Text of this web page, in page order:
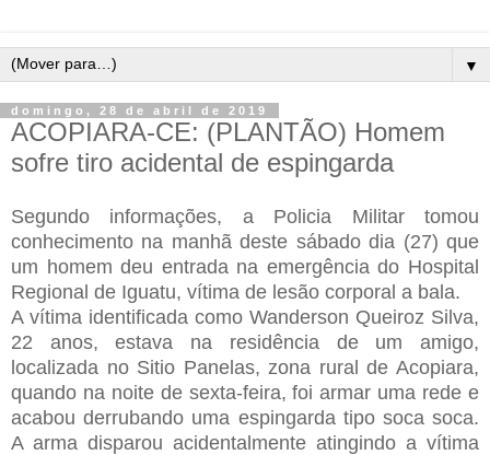
▼
domingo, 28 de abril de 2019
ACOPIARA-CE: (PLANTÃO) Homem
sofre tiro acidental de espingarda
Segundo informações, a Policia Militar tomou
conhecimento na manhã deste sábado dia (27) que
um homem deu entrada na emergência do Hospital
Regional de Iguatu, vítima de lesão corporal a bala.
A vítima identificada como Wanderson Queiroz Silva,
22 anos, estava na residência de um amigo,
localizada no Sitio Panelas, zona rural de Acopiara,
quando na noite de sexta-feira, foi armar uma rede e
acabou derrubando uma espingarda tipo soca soca.
A arma disparou acidentalmente atingindo a vítima